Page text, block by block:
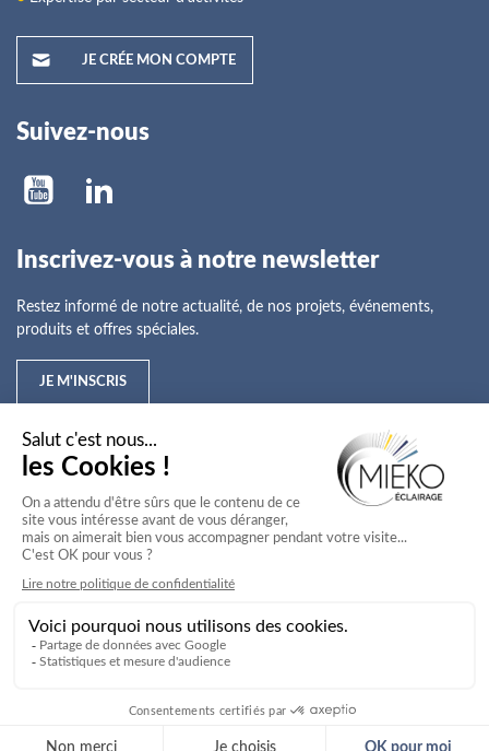
JE CRÉE MON COMPTE
Suivez-nous
Inscrivez-vous à notre newsletter
Restez informé de notre actualité, de nos projets, événements,
produits et offres spéciales.
JE M'INSCRIS
Nos offres
Nos services
Nos secteurs d'activité
Service client
Conditions générales de vente
Politique de confidentialité
Conditions générales d'utilisation
Plan de site